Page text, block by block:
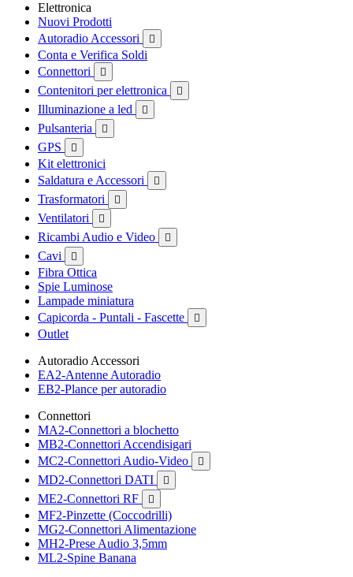
Elettronica
Nuovi Prodotti
Autoradio Accessori

Conta e Verifica Soldi
Connettori

Contenitori per elettronica 
Illuminazione a led 
Pulsanteria 
GPS 
Kit elettronici
Saldatura e Accessori

Trasformatori 
Ventilatori 
Ricambi Audio e Video 
Cavi 
Fibra Ottica
Spie Luminose
Lampade miniatura
Capicorda - Puntali - Fascette

Outlet
Autoradio Accessori
EA2-Antenne Autoradio
EB2-Plance per autoradio
Connettori
MA2-Connettori a blochetto
MB2-Connettori Accendisigari
MC2-Connettori Audio-Video

MD2-Connettori DATI 
ME2-Connettori RF 
MF2-Pinzette (Coccodrilli)
MG2-Connettori Alimentazione
MH2-Prese Audio 3,5mm
ML2-Spine Banana